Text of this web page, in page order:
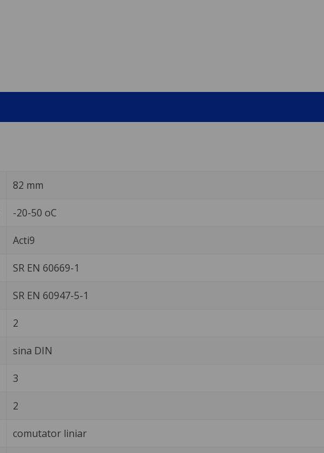
82 mm
-20-50 oC
Acti9
SR EN 60669-1
SR EN 60947-5-1
2
sina DIN
3
2
comutator liniar